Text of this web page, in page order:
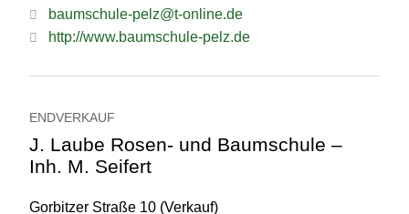
baumschule-pelz@t-online.de
http://www.baumschule-pelz.de
ENDVERKAUF
J. Laube Rosen- und Baumschule –
Inh. M. Seifert
Gorbitzer Straße 10 (Verkauf)